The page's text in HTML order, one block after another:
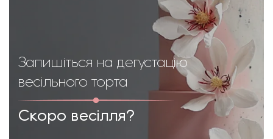
Запишіться на дегустацію
весільного торта
Скоро весілля?